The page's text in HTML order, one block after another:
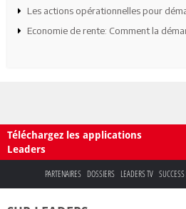
Les actions opérationnelles pour
Economie de rente: Comment la
Téléchargez les applications
Leaders
PARTENAIRES DOSSIERS LEADERS TV SUCCESS